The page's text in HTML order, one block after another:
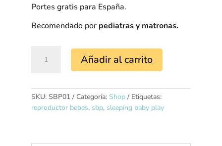
Portes gratis para España.
Recomendado por pediatras y matronas.
Baby
Añadir al carrito
SKU: SBP01 Categoría: Shop
Etiquetas:
reproductor bebes, sbp, sleeping baby play